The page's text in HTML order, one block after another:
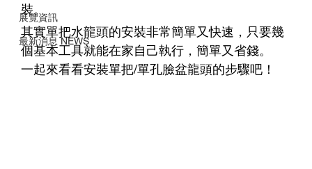
展覽資訊
最新消息 NEWS
裝。
其實單把水龍頭的安裝非常簡單又快速，只要幾
個基本工具就能在家自己執行，簡單又省錢。
一起來看看安裝單把/單孔臉盆龍頭的步驟吧！